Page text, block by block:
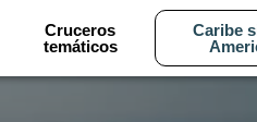
Cruceros
temáticos
Caribe